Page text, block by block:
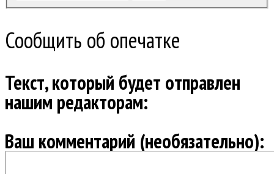
Сообщить об опечатке
Текст, который будет отправлен
нашим редакторам:
Ваш комментарий (необязательно):